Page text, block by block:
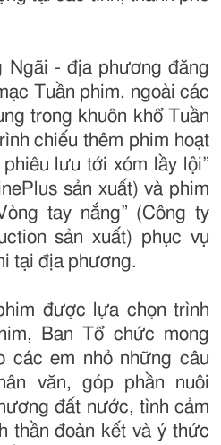
Ngãi - địa phương đăng
Tuần phim, ngoài các
trong khuôn khổ Tuần
chiếu thêm phim hoạt
lưu tới xóm lầy lội”
sản xuất) và phim
tay nắng” (Công ty
sản xuất) phục vụ
tại địa phương.
được lựa chọn trình
Ban Tổ chức mong
các em nhỏ những câu
văn, góp phần nuôi
đất nước, tình cảm
thần đoàn kết và ý thức